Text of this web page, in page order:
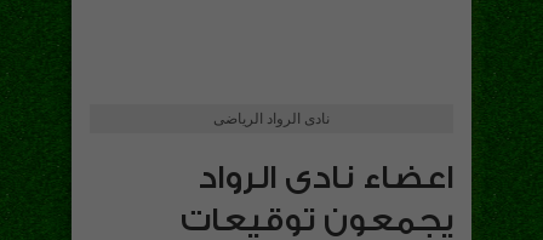
نادى الرواد الرياضى
اعضاء نادى الرواد
يجمعون توقيعات